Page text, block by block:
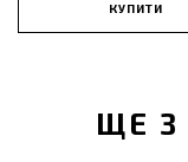
КУПИТИ
ЩЕ З